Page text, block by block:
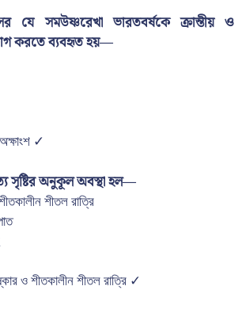
যে সমউষ্ণরেখা ভারতবর্ষকে ক্রান্তীয় ও
করতে ব্যবহৃত হয়—
✓
সৃষ্টির অনুকূল অবস্থা হল—
শীতল রাত্রি
ও শীতকালীন শীতল রাত্রি ✓